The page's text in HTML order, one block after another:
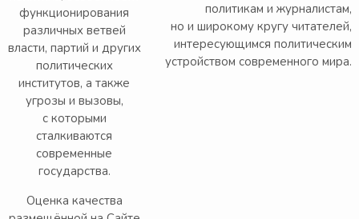
функционирования
различных ветвей
власти, партий и других
политических
институтов, а также
угрозы и вызовы,
с которыми
сталкиваются
современные
государства.
Оценка качества
политикам и журналистам,
но и широкому кругу читателей,
интересующимся политическим
устройством современного мира.